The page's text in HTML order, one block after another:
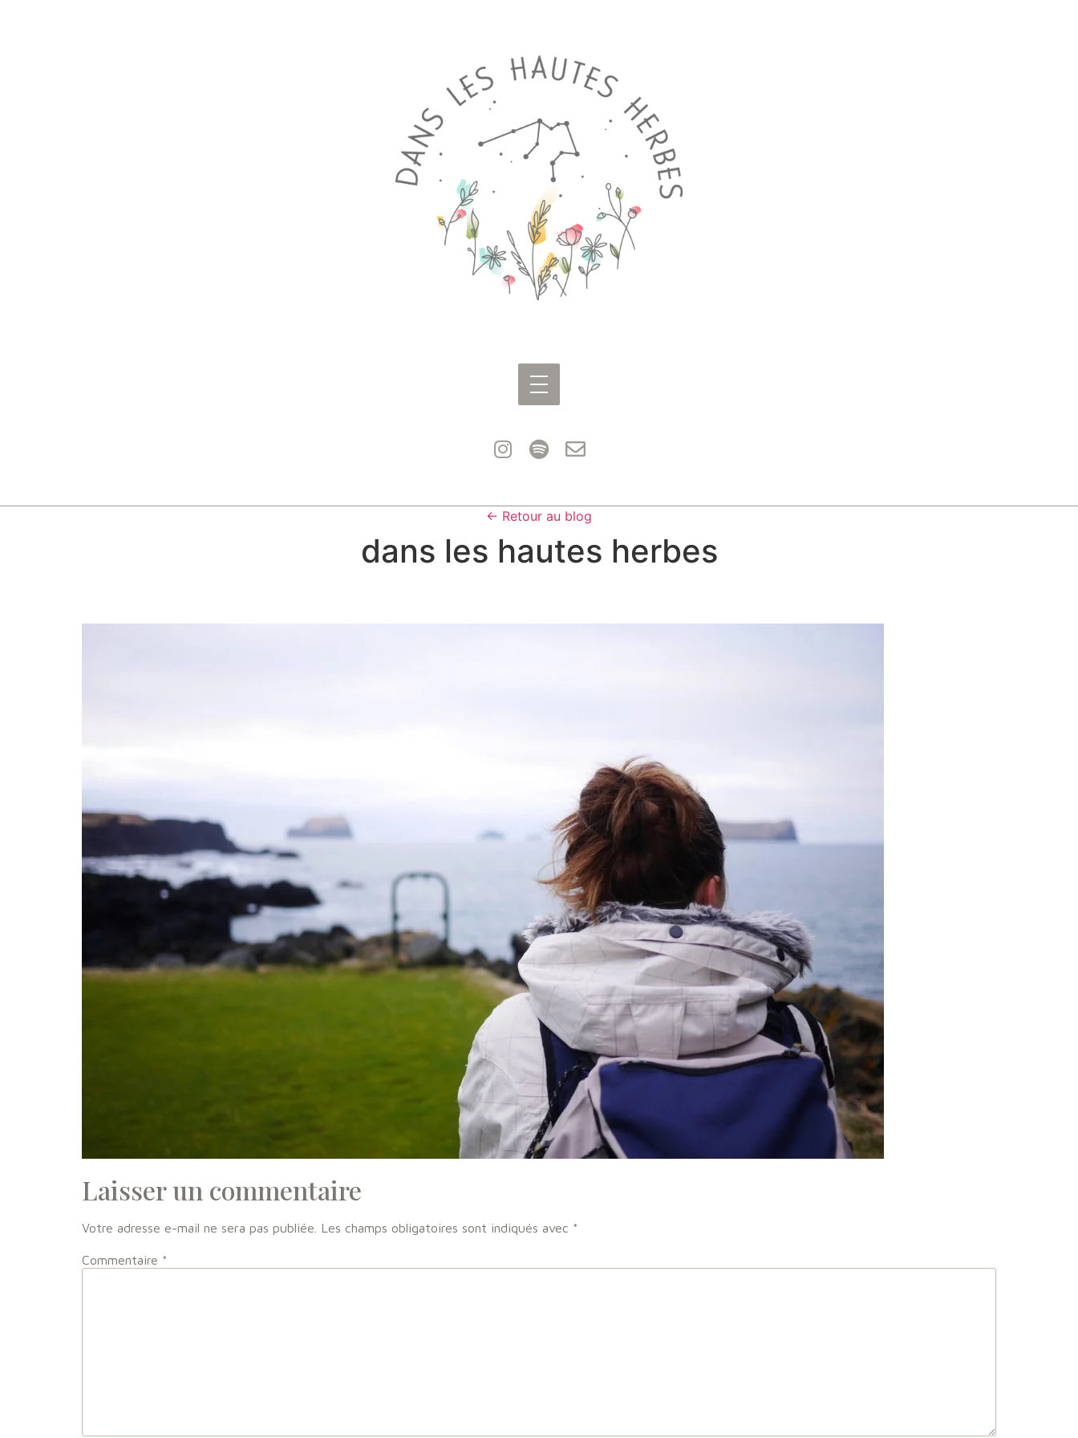
← Retour au blog
dans les hautes herbes
Laisser un commentaire
Votre adresse e-mail ne sera pas publiée. Les champs obligatoires sont indiqués avec *
Commentaire *